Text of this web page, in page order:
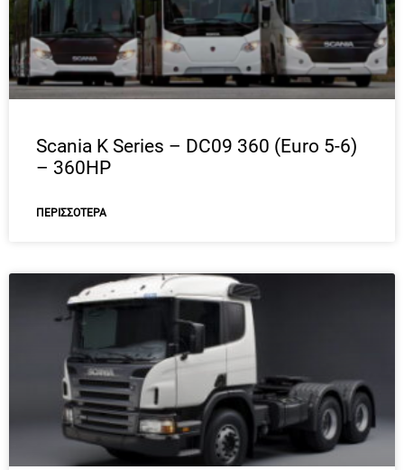
Scania K Series – DC09 360 (Euro 5-6)
– 360HP
ΠΕΡΙΣΣΌΤΕΡΑ